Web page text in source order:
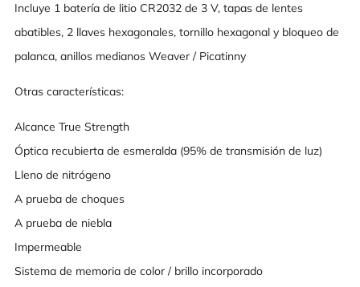
Incluye 1 batería de litio CR2032 de 3 V, tapas de lentes
abatibles, 2 llaves hexagonales, tornillo hexagonal y bloqueo de
palanca, anillos medianos Weaver / Picatinny
Otras características:
Alcance True Strength
Óptica recubierta de esmeralda (95% de transmisión de luz)
Lleno de nitrógeno
A prueba de choques
A prueba de niebla
Impermeable
Sistema de memoria de color / brillo incorporado